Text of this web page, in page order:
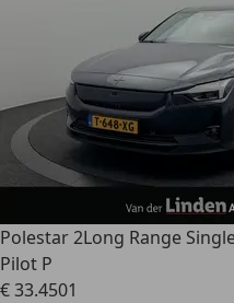
Polestar 2Long Range
Pilot P
€ 33.4501